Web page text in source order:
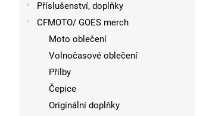
Příslušenství, doplňky
CFMOTO/ GOES merch
Moto oblečení
Volnočasové oblečení
Přilby
Čepice
Originální doplňky